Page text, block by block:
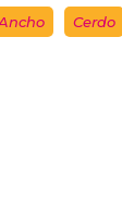
Cerdo